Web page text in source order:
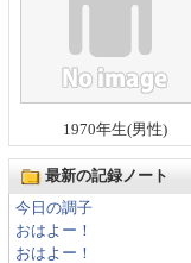
1970年生(男性)
最新の記録ノート
今日の調子
おはよー！
おはよー！